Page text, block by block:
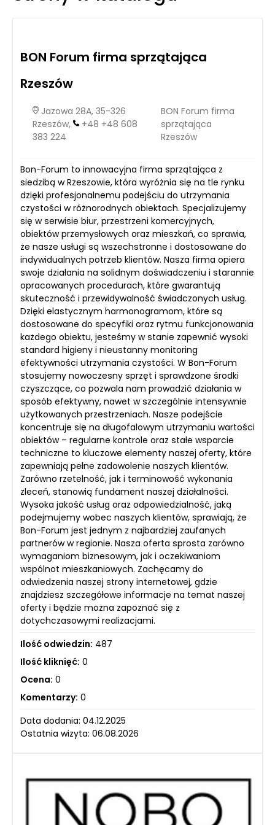
mogą przynieść znaczne zyski.
BON Forum firma sprzątająca
Rzeszów
Jazowa 28A, 35-326
Rzeszów,
+48 +48 608
383 224
BON Forum firma
sprzątająca
Rzeszów
Bon-Forum to innowacyjna firma sprzątająca z
siedzibą w Rzeszowie, która wyróżnia się na tle rynku
dzięki profesjonalnemu podejściu do utrzymania
czystości w różnorodnych obiektach. Specjalizujemy
się w serwisie biur, przestrzeni komercyjnych,
obiektów przemysłowych oraz mieszkań, co sprawia,
że nasze usługi są wszechstronne i dostosowane do
indywidualnych potrzeb klientów. Nasza firma opiera
swoje działania na solidnym doświadczeniu i starannie
opracowanych procedurach, które gwarantują
skuteczność i przewidywalność świadczonych usług.
Dzięki elastycznym harmonogramom, które są
dostosowane do specyfiki oraz rytmu funkcjonowania
każdego obiektu, jesteśmy w stanie zapewnić wysoki
standard higieny i nieustanny monitoring
efektywności utrzymania czystości. W Bon-Forum
stosujemy nowoczesny sprzęt i sprawdzone środki
czyszczące, co pozwala nam prowadzić działania w
sposób efektywny, nawet w szczególnie intensywnie
użytkowanych przestrzeniach. Nasze podejście
koncentruje się na długofalowym utrzymaniu wartości
obiektów – regularne kontrole oraz stałe wsparcie
techniczne to kluczowe elementy naszej oferty, które
zapewniają pełne zadowolenie naszych klientów.
Zarówno rzetelność, jak i terminowość wykonania
zleceń, stanowią fundament naszej działalności.
Wysoka jakość usług oraz odpowiedzialność, jaką
podejmujemy wobec naszych klientów, sprawiają, że
Bon-Forum jest jednym z najbardziej zaufanych
partnerów w regionie. Nasza oferta sprosta zarówno
wymaganiom biznesowym, jak i oczekiwaniom
wspólnot mieszkaniowych. Zachęcamy do
odwiedzenia naszej strony internetowej, gdzie
znajdziesz szczegółowe informacje na temat naszej
oferty i będzie można zapoznać się z
dotychczasowymi realizacjami.
Ilość odwiedzin: 487
Ilość kliknięć: 0
Ocena: 0
Komentarzy: 0
Data dodania: 04.12.2025
Ostatnia wizyta: 06.08.2026